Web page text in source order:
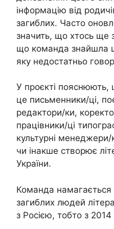
інформацію від
загиблих. Часто
значить, що хтось ще
що команда знайшла
яку недостатньо
У проєкті
це письменники/ці,
редактори/ки,
працівники/ці
культурні менеджери/
чи інакше створює
України.
Команда намагається
загиблих людей
з Росією, тобто з 2014